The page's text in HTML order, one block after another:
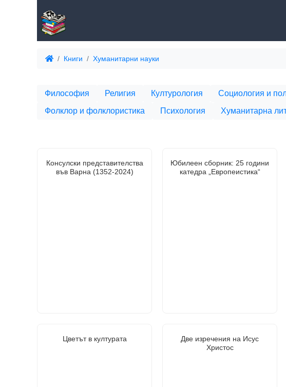
Книги Хуманитарни науки
Философия Религия Културология Социология и
Фолклор и фолклористика
Психология Хуманитарна
Консулски представителства
във Варна (1352-2024)
Юбилеен сборник: 25 години
катедра „Европеистика“
Цветът в културата
Две изречения на Исус
Христос